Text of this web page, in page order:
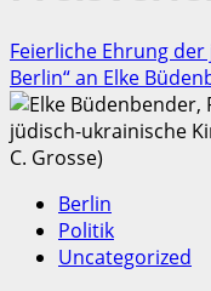
Feierliche Ehrung
Berlin“ an Elke
Berlin
Politik
Uncategorized